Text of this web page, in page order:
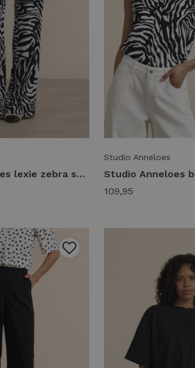
Studio Anneloes lexie zebra summer trousers 14415 Broek 9017 black/ecru
Studio Anneloes
109,95